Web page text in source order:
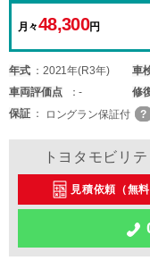
月々48,300円
年式 2021年(R3年) 車
車両評価点 - 修
保証
ロングラン保証付
トヨタモビリ
見積依頼（無料